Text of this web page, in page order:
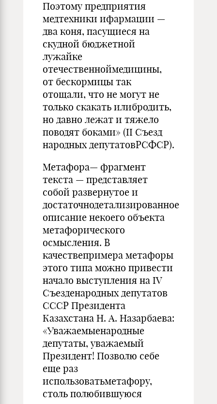
Поэтому предприятия
медтехники ифармации —
два коня, пасущиеся на
скудной бюджетной
лужайке
отечественноймедицины,
от бескормицы так
отощали, что не могут не
только скакать илибродить,
но давно лежат и тяжело
поводят боками» (II Съезд
народных депутатовРСФСР).
Метафора— фрагмент
текста — представляет
собой развернутое и
достаточнодетализированное
описание некоего объекта
метафорического
осмысления. В
качествепримера метафоры
этого типа можно привести
начало выступления на IV
Съезденародных депутатов
СССР Президента
Казахстана Н. А. Назарбаева:
«Уважаемыенародные
депутаты, уважаемый
Президент! Позволю себе
еще раз
использоватьметафору,
столь полюбившуюся